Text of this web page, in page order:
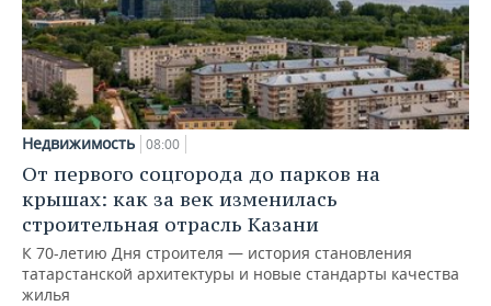
Недвижимость 08:00
От первого соцгорода до парков на
крышах: как за век изменилась
строительная отрасль Казани
К 70-летию Дня строителя — история становления
татарстанской архитектуры и новые стандарты качества
жилья